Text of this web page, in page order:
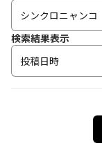
検索結果表示
投稿日時